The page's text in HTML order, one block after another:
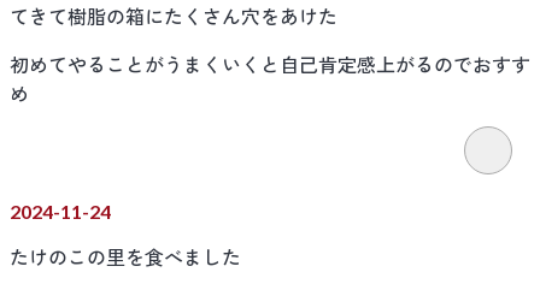
てきて樹脂の箱にたくさん穴をあけた
初めてやることがうまくいくと自己肯定感上がるのでおすす
め
2024-11-24
たけのこの里を食べました